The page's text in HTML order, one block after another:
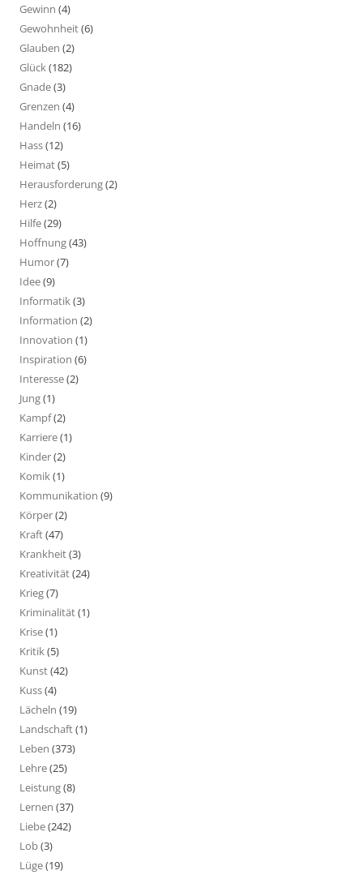
Gewinn (4)
Gewohnheit(6)
Glauben (2)
Glück(182)
Gnade(3)
Grenzen (4)
Handeln (16)
Hass(12)
Heimat(5)
Herausforderung(2)
Herz(2)
Hilfe(29)
Hoffnung(43)
Humor(7)
Idee(9)
Informatik(3)
Information (2)
Innovation (1)
Inspiration (6)
Interesse(2)
Jung(1)
Kampf(2)
Karriere(1)
Kinder(2)
Komik(1)
Kommunikation (9)
Körper(2)
Kraft(47)
Krankheit(3)
Kreativität(24)
Krieg(7)
Kriminalität(1)
Krise(1)
Kritik(5)
Kunst(42)
Kuss(4)
Lächeln (19)
Landschaft(1)
Leben (373)
Lehre(25)
Leistung(8)
Lernen (37)
Liebe(242)
Lob(3)
Lüge(19)